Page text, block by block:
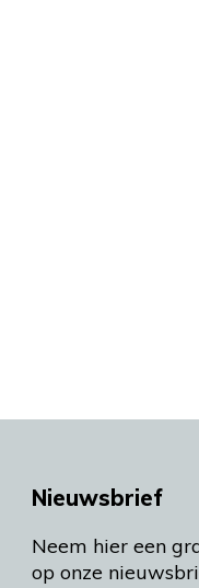
Nieuwsbrief
Neem hier een
op onze